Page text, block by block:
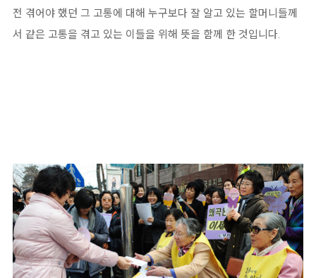
전 겪어야 했던 그 고통에 대해 누구보다 잘 알고 있는 할머니들께
서 같은 고통을 겪고 있는 이들을 위해 뜻을 함께 한 것입니다.